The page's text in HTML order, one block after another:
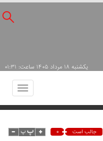
يکشنبه ۱۸ مرداد ۱۴۰۵ ساعت: ۰۱:۳۱
Toggle
جالب است ۰